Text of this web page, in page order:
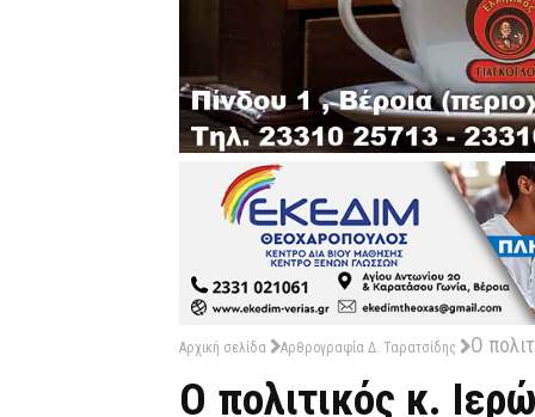
Αρχική σελίδα Αρθρογραφία Δ. Ταρατσίδης O
O πολιτικός κ.